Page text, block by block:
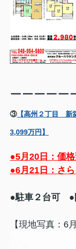
ーーーーー
③【高州２丁目
3,099万円】
●5月20日：価
●6月21日：さ
●駐車２台可
【現地写真：6